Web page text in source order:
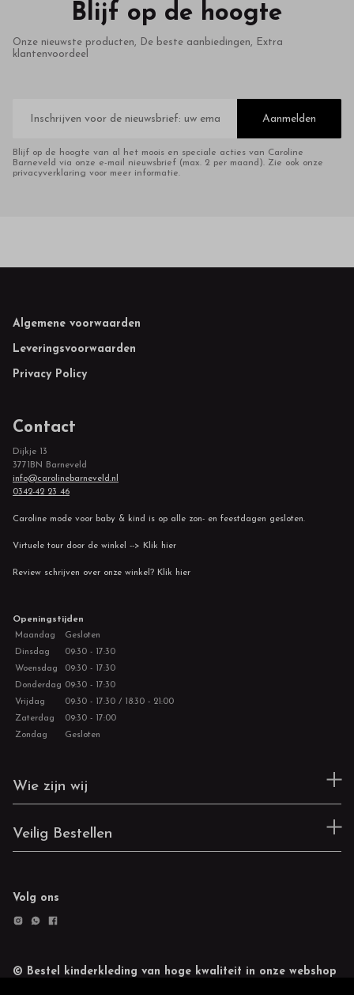
Blijf op de hoogte
Onze nieuwste producten, De beste aanbiedingen, Extra
klantenvoordeel
mailadres
Aanmelden
Blijf op de hoogte van al het moois en speciale acties van Caroline
Barneveld via onze e-mail nieuwsbrief (max. 2 per maand). Zie ook onze
privacyverklaring voor meer informatie.
Footer
Algemene voorwaarden
Leveringsvoorwaarden
Privacy Policy
Contact
Dijkje 13
3771BN Barneveld
info@carolinebarneveld.nl
0342-42 23 46
Caroline mode voor baby & kind is op alle zon- en feestdagen gesloten.
Virtuele tour door de winkel --> Klik hier
Review schrijven over onze winkel? Klik hier
Openingstijden
Maandag
Gesloten
Dinsdag
09:30 - 17:30
Woensdag
09:30 - 17:30
Donderdag 09:30 - 17:30
Vrijdag
09:30 - 17:30 / 18:30 - 21:00
Zaterdag
09:30 - 17:00
Zondag
Gesloten
Wie zijn wij
Veilig Bestellen
Volg ons
© Bestel kinderkleding van hoge kwaliteit in onze webshop